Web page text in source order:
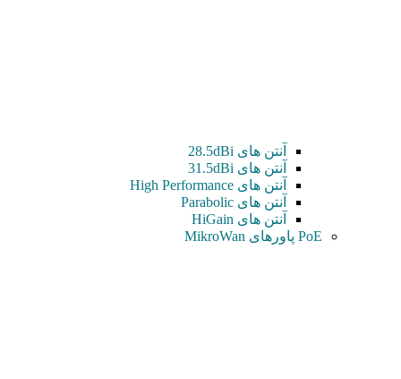
آنتن های 28.5dBi
آنتن های 31.5dBi
آنتن های High Performance
آنتن های Parabolic
آنتن های HiGain
PoE پاورهای MikroWan